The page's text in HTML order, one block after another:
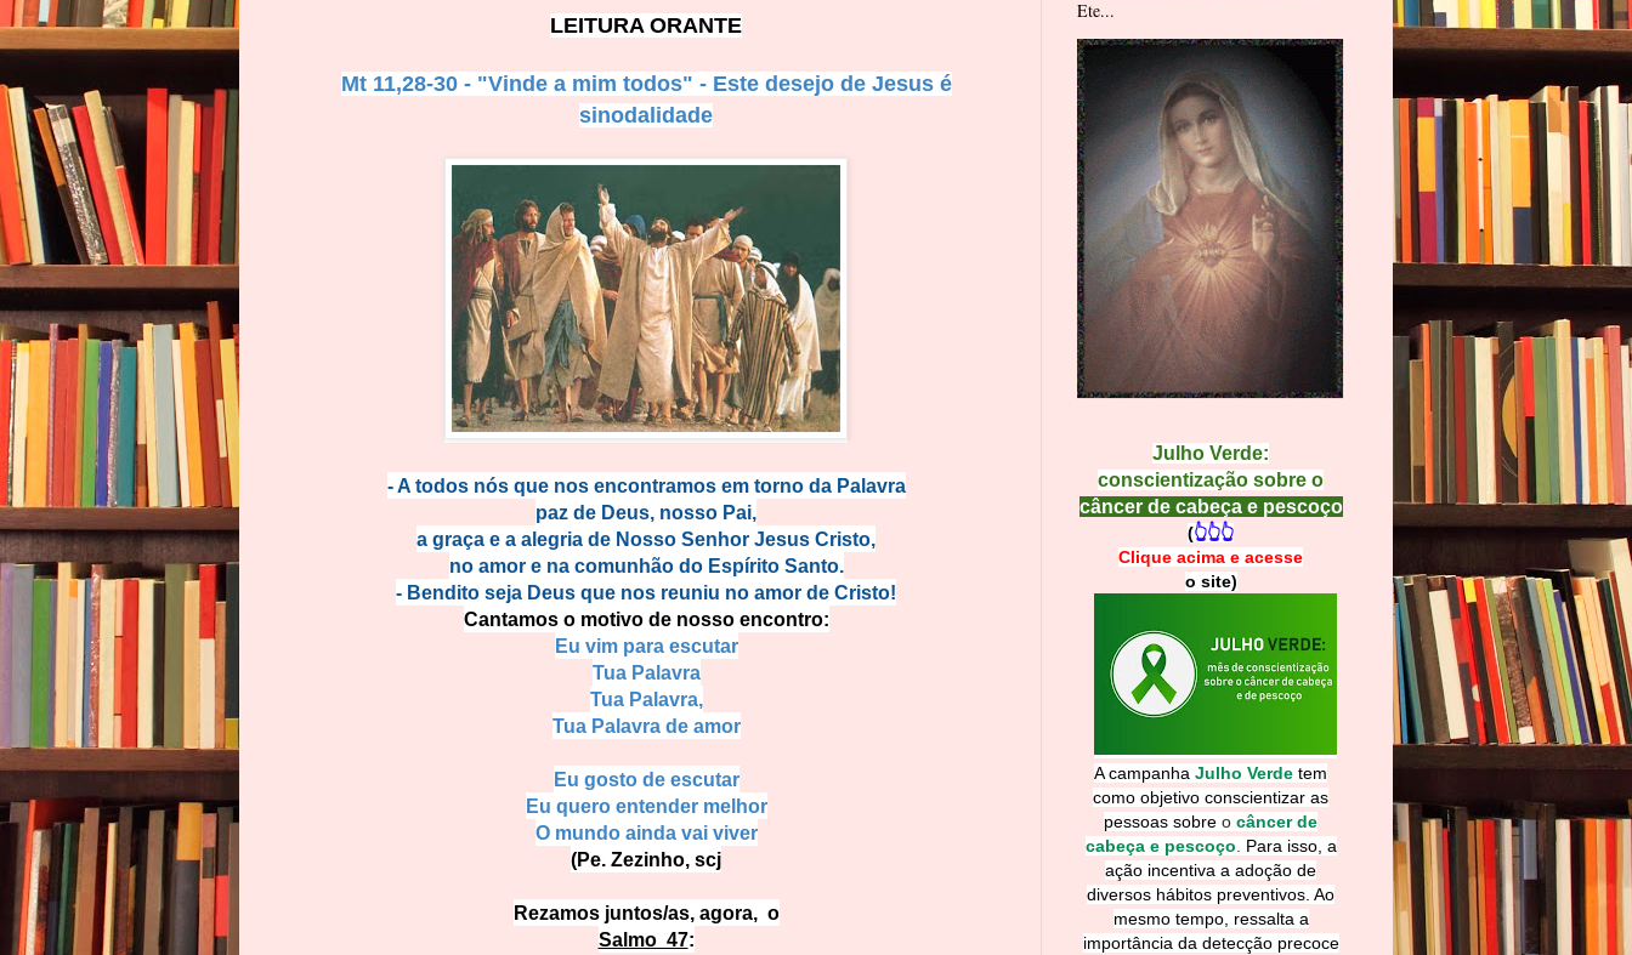
LEITURA ORANTE
Mt 11,28-30 - "Vinde a mim todos" - Este desejo de Jesus é
sinodalidade
- A todos nós que nos encontramos em torno da Palavra
paz de Deus, nosso Pai,
a graça e a alegria de Nosso Senhor Jesus Cristo,
no amor e na comunhão do Espírito Santo.
- Bendito seja Deus que nos reuniu no amor de Cristo!
Cantamos o motivo de nosso encontro:
Eu vim para escutar
Tua Palavra
Tua Palavra,
Tua Palavra de amor
Eu gosto de escutar
Eu quero entender melhor
O mundo ainda vai viver
(Pe. Zezinho, scj
Rezamos juntos/as, agora, o
Salmo 47:
Ete...
Julho Verde:
conscientização sobre o
câncer de cabeça e pescoço
(👆👆👆
Clique acima e acesse
o site)
A campanha Julho Verde tem
como objetivo conscientizar as
pessoas sobre o câncer de
cabeça e pescoço
Para isso, a
ação incentiva a adoção de
diversos hábitos preventivos. Ao
mesmo tempo, ressalta a
importância da detecção precoce